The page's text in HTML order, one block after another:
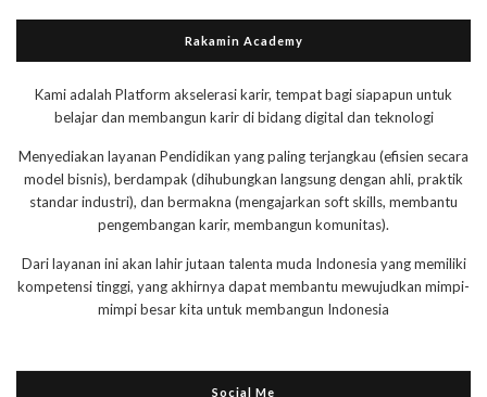
Rakamin Academy
Kami adalah Platform akselerasi karir, tempat bagi siapapun untuk
belajar dan membangun karir di bidang digital dan teknologi
Menyediakan layanan Pendidikan yang paling terjangkau (efisien secara
model bisnis), berdampak (dihubungkan langsung dengan ahli, praktik
standar industri), dan bermakna (mengajarkan soft skills, membantu
pengembangan karir, membangun komunitas).
Dari layanan ini akan lahir jutaan talenta muda Indonesia yang memiliki
kompetensi tinggi, yang akhirnya dapat membantu mewujudkan mimpi-
mimpi besar kita untuk membangun Indonesia
Social Me